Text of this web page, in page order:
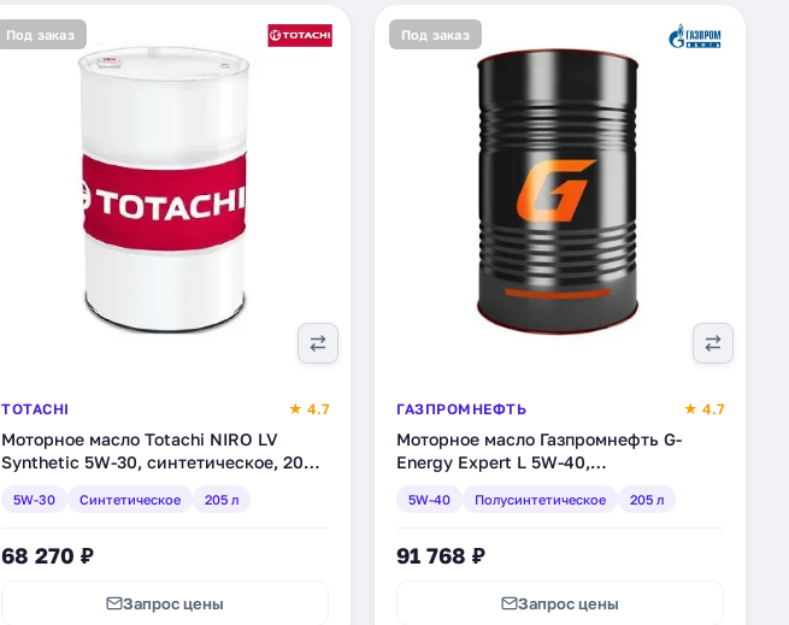
Под заказ
TOTACHI ★ 4.7
Моторное масло Totachi NIRO LV
Synthetic 5W-30, синтетическое, 205 л
5W-30 Синтетическое 205 л
68 270 ₽
Запрос цены
Под заказ
ГАЗПРОМНЕФТЬ ★ 4.7
Моторное масло Газпромнефть G-
Energy Expert L 5W-40,
5W-40 Полусинтетическое 205 л
91 768 ₽
Запрос цены